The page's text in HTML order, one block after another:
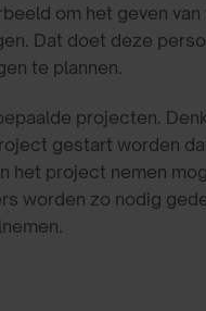
om het geven van
Dat doet deze
te plannen.
projecten.
gestart worden
het project nemen
worden zo nodig